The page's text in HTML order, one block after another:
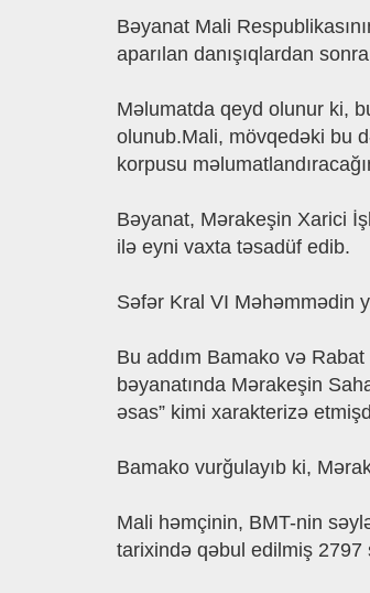
Bǝyanat Mali
aparılan danışıqlardan
Mǝlumatda qeyd olunur ki,
olunub.Mali, mövqedǝki bu
korpusu
Bǝyanat, Mǝrakeşin Xarici
ilǝ eyni vaxta tǝsadüf edib.
Sǝfǝr Kral VI Mǝhǝmmǝdin
Bu addım Bamako vǝ
bǝyanatında Mǝrakeşin
ǝsas” kimi xarakterizǝ
Bamako vurğulayıb ki,
Mali hǝmçinin, BMT-nin
tarixindǝ qǝbul edilmiş 2797